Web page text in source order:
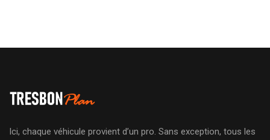
Ici, chaque véhicule provient d’un pro. Sans exception, tous les